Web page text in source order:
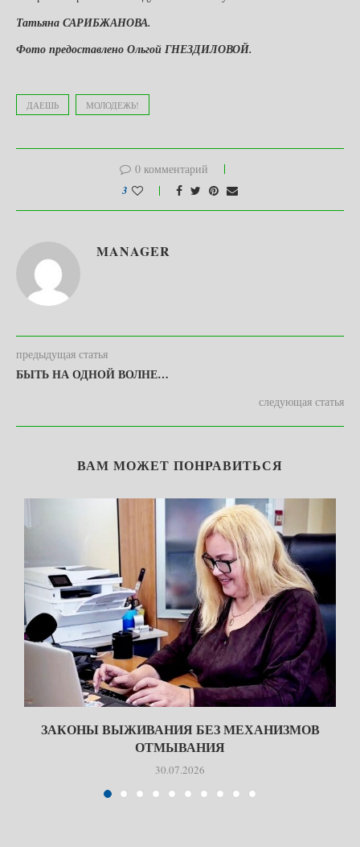
Татьяна САРИБЖАНОВА.
Фото предоставлено Ольгой ГНЕЗДИЛОВОЙ.
ДАЕШЬ МОЛОДЕЖЬ!
0 комментарий
3
MANAGER
предыдущая статья
БЫТЬ НА ОДНОЙ ВОЛНЕ…
следующая статья
ВАМ МОЖЕТ ПОНРАВИТЬСЯ
ЗАКОНЫ ВЫЖИВАНИЯ БЕЗ МЕХАНИЗМОВ
ОТМЫВАНИЯ
30.07.2026